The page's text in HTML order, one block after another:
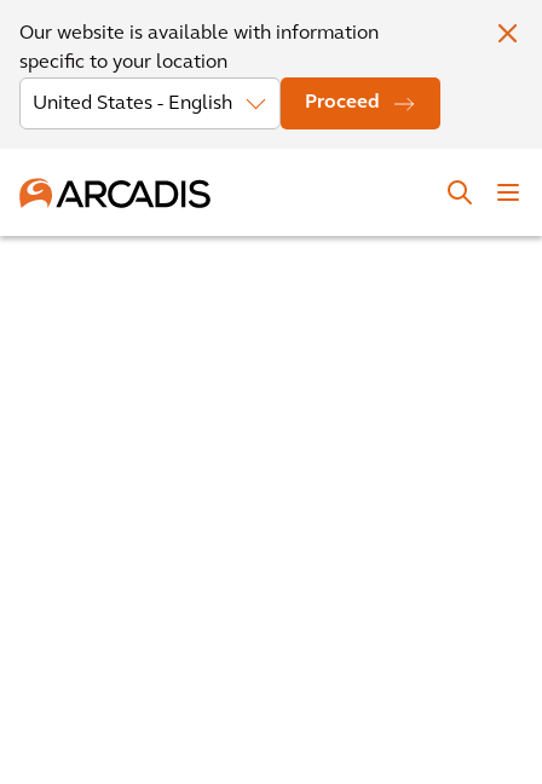
Our website is available with information
specific to your location
Proceed